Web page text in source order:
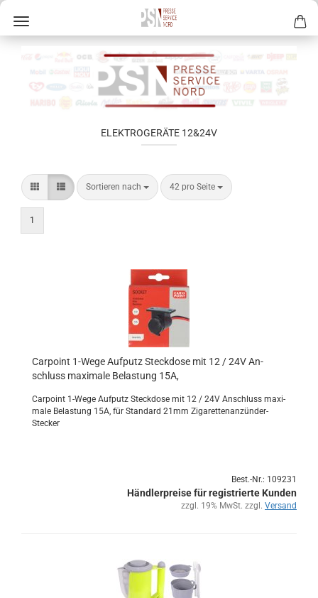
ELEKTROGERÄTE 12&24V
Sortieren nach 42 pro Seite
1
Car­point 1-​Wege Auf­putz Steck­do­se mit 12 / 24V An­
schluss ma­xi­ma­le Be­las­tung 15A,
Car­point 1-​Wege Auf­putz Steck­do­se mit 12 / 24V An­schluss ma­xi­
ma­le Be­las­tung 15A, für Stan­dard 21mm Zigarettenanzünder-​
Stecker
Best.-Nr.: 109231
Händlerpreise für registrierte Kunden
zzgl. 19% MwSt. zzgl. Versand